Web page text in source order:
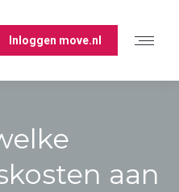
Inloggen move.nl
aan